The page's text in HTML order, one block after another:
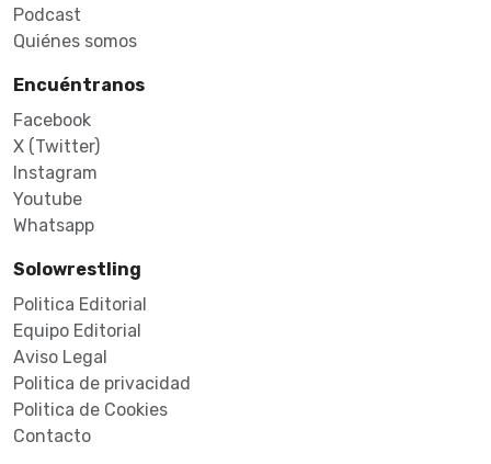
Podcast
Quiénes somos
Encuéntranos
Facebook
X (Twitter)
Instagram
Youtube
Whatsapp
Solowrestling
Politica Editorial
Equipo Editorial
Aviso Legal
Politica de privacidad
Politica de Cookies
Contacto